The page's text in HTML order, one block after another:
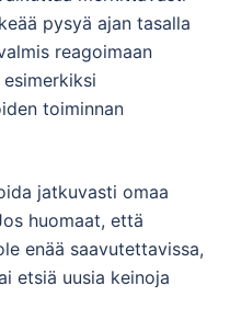
pysyä ajan tasalla
reagoimaan
toiminnan
jatkuvasti omaa
huomaat, että
enää saavutettavissa,
etsiä uusia keinoja